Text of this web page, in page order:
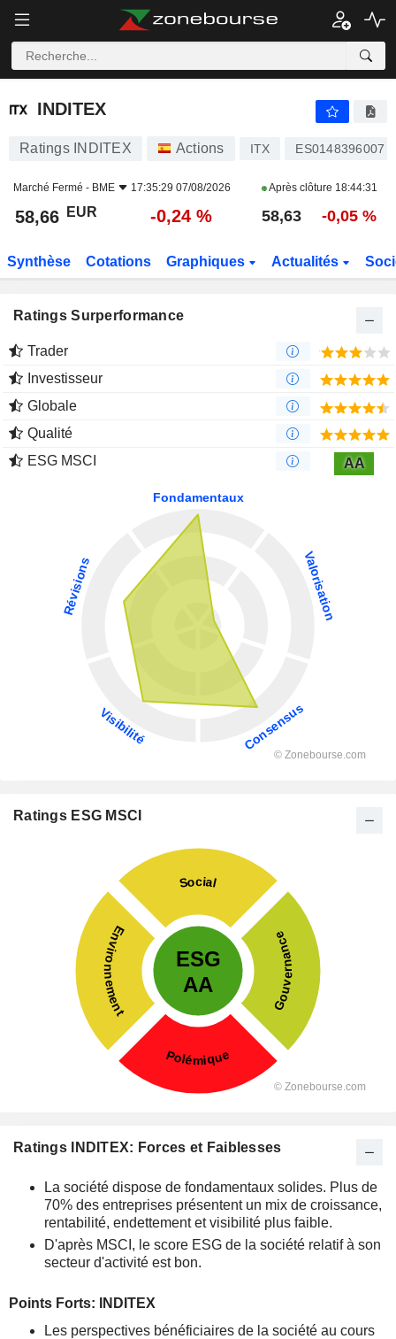
INDITEX
INDITEX
Ratings INDITEX Actions ITX ES0148396007
Marché Fermé - BME 17:35:29 07/08/2026 Après clôture 18:44:31
58,66 EUR -0,24 % 58,63 -0,05 %
Synthèse Cotations Graphiques Actualités
Ratings Surperformance
Trader
Investisseur
Globale
Qualité
ESG MSCI
AA
Ratings ESG MSCI
Ratings INDITEX: Forces et Faiblesses
La société dispose de fondamentaux solides. Plus de
70% des entreprises présentent un mix de croissance,
rentabilité, endettement et visibilité plus faible.
D'après MSCI, le score ESG de la société relatif à son
secteur d'activité est bon.
Points Forts: INDITEX
Les perspectives bénéficiaires de la société au cours